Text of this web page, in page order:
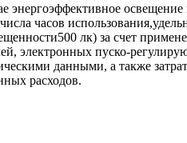
энергоэффективное
часов
лк) за счет
электронных пуско-
данными, а также
расходов.